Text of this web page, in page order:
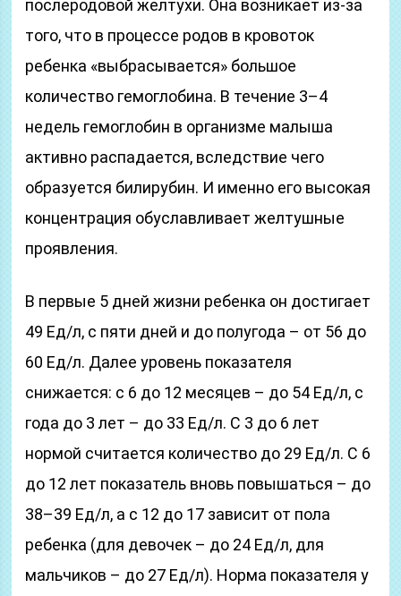
послеродовой желтухи. Она возникает из-за
того, что в процессе родов в кровоток
ребенка «выбрасывается» большое
количество гемоглобина. В течение 3–4
недель гемоглобин в организме малыша
активно распадается, вследствие чего
образуется билирубин. И именно его высокая
концентрация обуславливает желтушные
проявления.
В первые 5 дней жизни ребенка он достигает
49 Ед/л, с пяти дней и до полугода – от 56 до
60 Ед/л. Далее уровень показателя
снижается: с 6 до 12 месяцев – до 54 Ед/л, с
года до 3 лет – до 33 Ед/л. С 3 до 6 лет
нормой считается количество до 29 Ед/л. С 6
до 12 лет показатель вновь повышаться – до
38–39 Ед/л, а с 12 до 17 зависит от пола
ребенка (для девочек – до 24 Ед/л, для
мальчиков – до 27 Ед/л). Норма показателя у